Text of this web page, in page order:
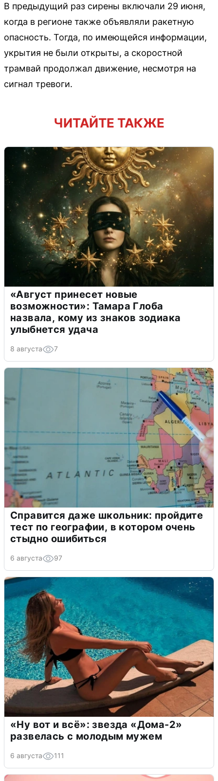
В предыдущий раз сирены включали 29 июня,
когда в регионе также объявляли ракетную
опасность. Тогда, по имеющейся информации,
укрытия не были открыты, а скоростной
трамвай продолжал движение, несмотря на
сигнал тревоги.
ЧИТАЙТЕ ТАКЖЕ
«Август принесет новые
возможности»: Тамара Глоба
назвала, кому из знаков зодиака
улыбнется удача
8 августа 7
Справится даже школьник: пройдите
тест по географии, в котором очень
стыдно ошибиться
6 августа 97
«Ну вот и всё»: звезда «Дома-2»
развелась с молодым мужем
6 августа 111